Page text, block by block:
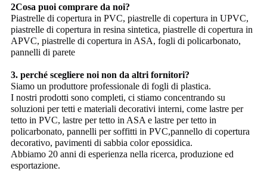
2Cosa puoi comprare da noi?
Piastrelle di copertura in PVC, piastrelle di copertura in UPVC,
piastrelle di copertura in resina sintetica, piastrelle di copertura in
APVC, piastrelle di copertura in ASA, fogli di policarbonato,
pannelli di parete
3. perché scegliere noi non da altri fornitori?
Siamo un produttore professionale di fogli di plastica.
I nostri prodotti sono completi, ci stiamo concentrando su
soluzioni per tetti e materiali decorativi interni, come lastre per
tetto in PVC, lastre per tetto in ASA e lastre per tetto in
policarbonato, pannelli per soffitti in PVC,pannello di copertura
decorativo, pavimenti di sabbia color epossidica.
Abbiamo 20 anni di esperienza nella ricerca, produzione ed
esportazione.